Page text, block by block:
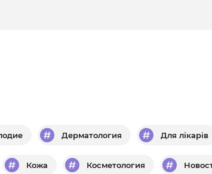
Дерматология Для лікарів
Кожа Косметология